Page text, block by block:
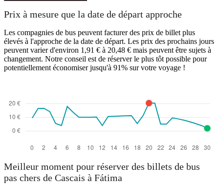
Cascais
Prix à mesure que la date de départ approche
Les compagnies de bus peuvent facturer des prix de billet plus
élevés à l'approche de la date de départ. Les prix des prochains jours
peuvent varier d'environ 1,91 € à 20,48 € mais peuvent être sujets à
changement. Notre conseil est de réserver le plus tôt possible pour
potentiellement économiser jusqu'à 91% sur votre voyage !
Meilleur moment pour réserver des billets de bus
pas chers de Cascais à Fátima